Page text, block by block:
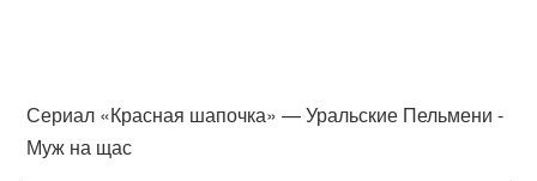
Сериал «Красная шапочка» — Уральские Пельмени -
Муж на щас